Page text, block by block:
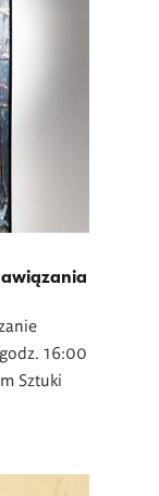
16:00
Sztuki